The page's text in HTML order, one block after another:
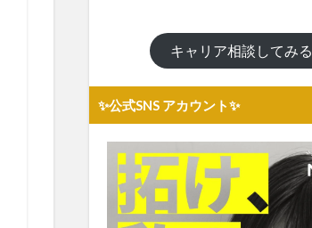
キャリア相談してみる
✨公式SNS アカウント✨